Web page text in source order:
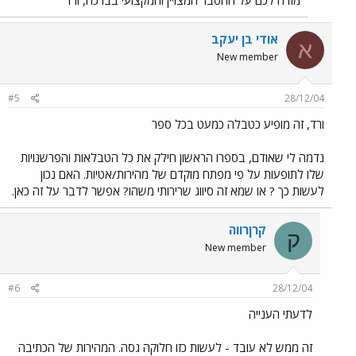
א אודי בן יעקב
New member
28/12/04
#5
ורד, זה מופיע כטבלה כמעט בכל ספר
נדמה לי שאודם, בספרו הראשון חילק את כל הטבלאות והפרשנויות
שלו לתופעות על פי מפתח מוקדם של מהירות/אטיות. האם נכון
לעשות כך ? או שמא זה סיווג שרירותי משהו? אפשר לדבר על זה כאן.
ק קרןרווה
New member
28/12/04
#6
לדעתי הענייה
זה ממש לא עובד - לעשות כזו חלוקה גסה. המהירות של הכתיבה